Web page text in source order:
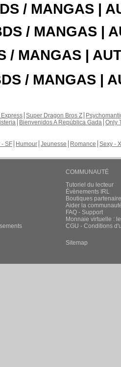
/ MANGAS |
/ MANGAS |
/ MANGAS |
/ MANGAS |
Super Dragon Bros Z
Bienvenidos A República Gada Only
- SF Humour Jeunesse Romance Sexy -
COMMUNAUTÉ
Tutoriel du lecteur
Évènements IRL
Boutiques
Aider la
FAQ - Support
Monnaie virtuelle :
CGU - Conditions
Sitemap